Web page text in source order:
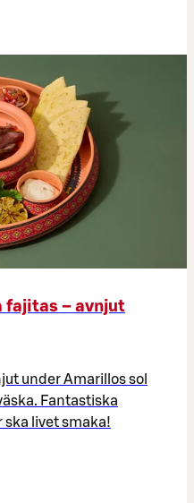
fajitas – avnjut
under Amarillos sol
Fantastiska
ska livet smaka!